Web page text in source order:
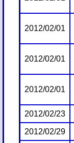
2012/02/01
2012/02/01
2012/02/01
2012/02/23
2012/02/29